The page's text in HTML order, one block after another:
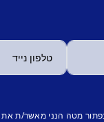
מטה הנני מאשר/ת את